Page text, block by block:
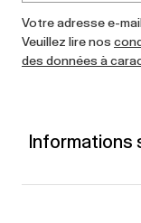
Votre adresse e-
Veuillez lire nos
des données à
Informations